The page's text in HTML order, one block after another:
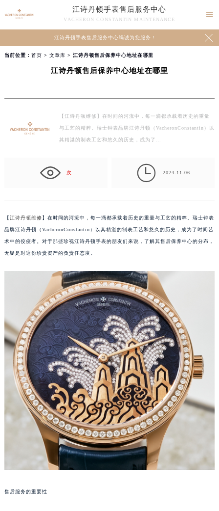
江诗丹顿手表售后服务中心
VACHERON CONSTANTIN MAINTENANCE

江诗丹顿手表售后服务中心竭诚为您服务！ 
当前位置： 首页 > 文章库 > 江诗丹顿售后保养中心地址在哪里
江诗丹顿售后保养中心地址在哪里
【江诗丹顿维修】在时间的河流中，每一滴都承载着历史的重量
与工艺的精粹。瑞士钟表品牌江诗丹顿（VacheronConstantin）以
其精湛的制表工艺和悠久的历史，成为了…
次  2024-11-06
【江诗丹顿维修】在时间的河流中，每一滴都承载着历史的重量与工艺的精粹。瑞士钟表
品牌江诗丹顿（VacheronConstantin）以其精湛的制表工艺和悠久的历史，成为了时间艺
术中的佼佼者。对于那些珍视江诗丹顿手表的朋友们来说，了解其售后保养中心的分布，
无疑是对这份珍贵资产的负责任态度。
售后服务的重要性